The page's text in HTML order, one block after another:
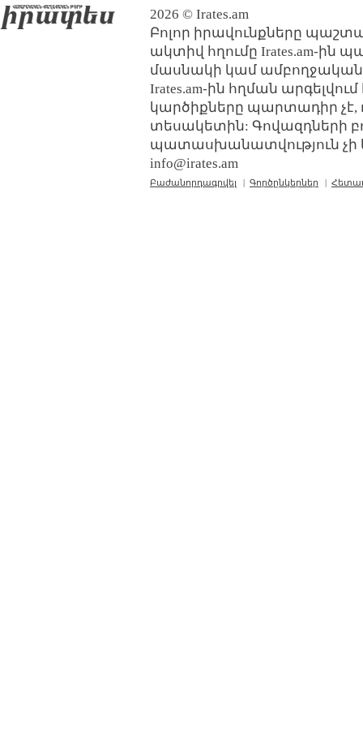
2026 © Irates.am
Բոլոր իրավունքները
ակտիվ հղումը Irates.am-ին
մասնակի կամ ամբողջական
Irates.am-ին հղման
կարծիքները պարտադիր չէ,
տեսակետին: Գովազդների
պատասխանատվություն չի
info@irates.am
Բաժանորդագրվել | Գործընկերներ |